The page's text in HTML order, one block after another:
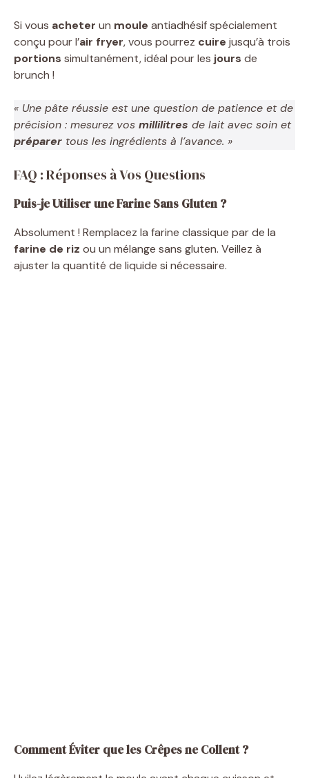
Si vous acheter un moule antiadhésif spécialement
conçu pour l’air fryer, vous pourrez cuire jusqu’à trois
portions simultanément, idéal pour les jours de
brunch !
« Une pâte réussie est une question de patience et de
précision : mesurez vos millilitres de lait avec soin et
préparer tous les ingrédients à l’avance. »
FAQ : Réponses à Vos Questions
Puis-je Utiliser une Farine Sans Gluten ?
Absolument ! Remplacez la farine classique par de la
farine de riz ou un mélange sans gluten. Veillez à
ajuster la quantité de liquide si nécessaire.
Comment Éviter que les Crêpes ne Collent ?